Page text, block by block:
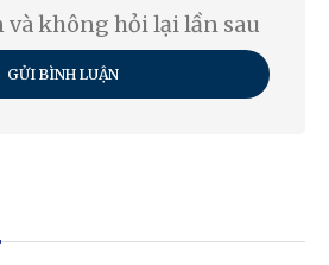
không hỏi lại lần sau
GỬI BÌNH LUẬN